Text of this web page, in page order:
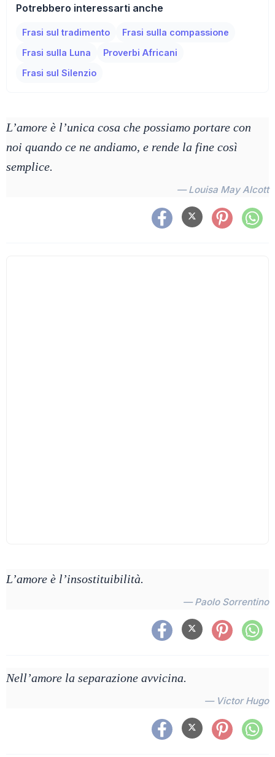
Potrebbero interessarti anche
Frasi sul tradimento
Frasi sulla compassione
Frasi sulla Luna
Proverbi Africani
Frasi sul Silenzio
L’amore è l’unica cosa che possiamo portare con
noi quando ce ne andiamo, e rende la fine così
semplice.
— Louisa May Alcott
L’amore è l’insostituibilità.
— Paolo Sorrentino
Nell’amore la separazione avvicina.
— Victor Hugo